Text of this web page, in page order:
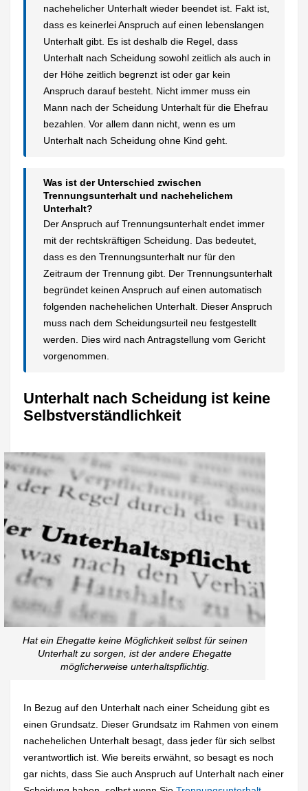
nachehelicher Unterhalt wieder beendet ist. Fakt ist,
dass es keinerlei Anspruch auf einen lebenslangen
Unterhalt gibt. Es ist deshalb die Regel, dass
Unterhalt nach Scheidung sowohl zeitlich als auch in
der Höhe zeitlich begrenzt ist oder gar kein
Anspruch darauf besteht. Nicht immer muss ein
Mann nach der Scheidung Unterhalt für die Ehefrau
bezahlen. Vor allem dann nicht, wenn es um
Unterhalt nach Scheidung ohne Kind geht.
Was ist der Unterschied zwischen
Trennungsunterhalt und nachehelichem
Unterhalt?
Der Anspruch auf Trennungsunterhalt endet immer
mit der rechtskräftigen Scheidung. Das bedeutet,
dass es den Trennungsunterhalt nur für den
Zeitraum der Trennung gibt. Der Trennungsunterhalt
begründet keinen Anspruch auf einen automatisch
folgenden nachehelichen Unterhalt. Dieser Anspruch
muss nach dem Scheidungsurteil neu festgestellt
werden. Dies wird nach Antragstellung vom Gericht
vorgenommen.
Unterhalt nach Scheidung ist keine
Selbstverständlichkeit
Hat ein Ehegatte keine Möglichkeit selbst für seinen
Unterhalt zu sorgen, ist der andere Ehegatte
möglicherweise unterhaltspflichtig.
In Bezug auf den Unterhalt nach einer Scheidung gibt es
einen Grundsatz. Dieser Grundsatz im Rahmen von einem
nachehelichen Unterhalt besagt, dass jeder für sich selbst
verantwortlich ist. Wie bereits erwähnt, so besagt es noch
gar nichts, dass Sie auch Anspruch auf Unterhalt nach einer